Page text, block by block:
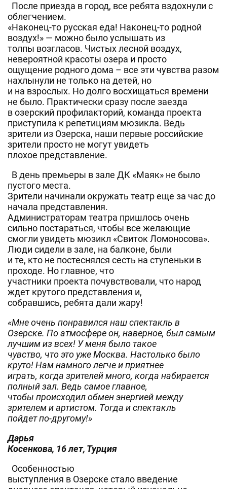
После приезда в город, все ребята вздохнули с
облегчением.
«Наконец-то русская еда! Наконец-то родной
воздух!» — можно было услышать из
толпы возгласов. Чистых лесной воздух,
невероятной красоты озера и просто
ощущение родного дома – все эти чувства разом
нахлынули не только на детей, но
и на взрослых. Но долго восхищаться времени
не было. Практически сразу после заезда
в озерский профилакторий, команда проекта
приступила к репетициям мюзикла. Ведь
зрители из Озерска, наши первые российские
зрители просто не могут увидеть
плохое представление.
В день премьеры в зале ДК «Маяк» не было
пустого места.
Зрители начинали окружать театр еще за час до
начала представления.
Администраторам театра пришлось очень
сильно постараться, чтобы все желающие
смогли увидеть мюзикл «Свиток Ломоносова».
Люди сидели в зале, на балконе, были
и те, кто не постеснялся сесть на ступеньки в
проходе. Но главное, что
участники проекта почувствовали, что народ
ждет крутого представления и,
собравшись, ребята дали жару!
«Мне очень понравился наш спектакль в
Озерске. По атмосфере он, наверное, был самым
лучшим из всех! У меня было такое
чувство, что это уже Москва. Настолько было
круто! Нам намного легче и приятнее
играть, когда зрителей много, когда набирается
полный зал. Ведь самое главное,
чтобы происходил обмен энергией между
зрителем и артистом. Тогда и спектакль
пойдет по-другому!»
Дарья
Косенкова, 16 лет, Турция
Особенностью
выступления в Озерске стало введение